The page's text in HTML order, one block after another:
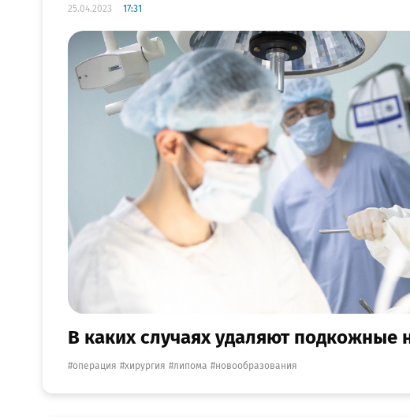
25.04.2023 17:31
В каких случаях удаляют подкожные
операция хирургия липома новообразования